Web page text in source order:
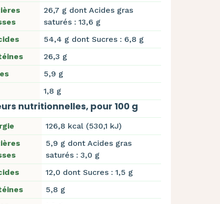
26,7 g dont Acides gras
saturés : 13,6 g
54,4 g dont Sucres : 6,8 g
26,3 g
5,9 g
1,8 g
nutritionnelles, pour 100 g
126,8 kcal (530,1 kJ)
5,9 g dont Acides gras
saturés : 3,0 g
12,0 dont Sucres : 1,5 g
5,8 g